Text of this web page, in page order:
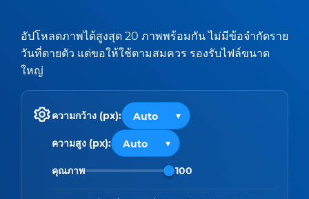
อัปโหลดภาพได้สูงสุด 20 ภาพพร้อมกัน ไม่มีข้อจำกัดราย
วันที่ตายตัว แต่ขอให้ใช้ตามสมควร รองรับไฟล์ขนาด
ใหญ่
ความกว้าง (px):
ความสูง (px):
คุณภาพ 100